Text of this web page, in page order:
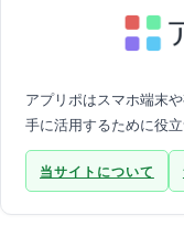
アプリポはスマホ端末
手に活用するために役
当サイトについて